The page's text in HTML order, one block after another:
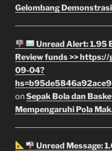
Gelombang Demonstrasi
Unread Alert: 1.95
Review funds >>
09-04?
onSepak Bola dan
Mempengaruhi Pola
Unread Message: